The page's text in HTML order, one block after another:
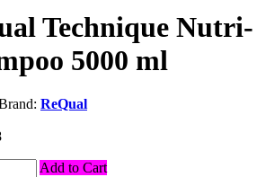
Technique Nutri-
5000 ml
ReQual
Add to Cart